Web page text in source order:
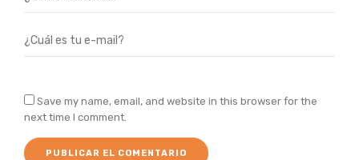
Save my name, email, and website in this browser for the
next time I comment.